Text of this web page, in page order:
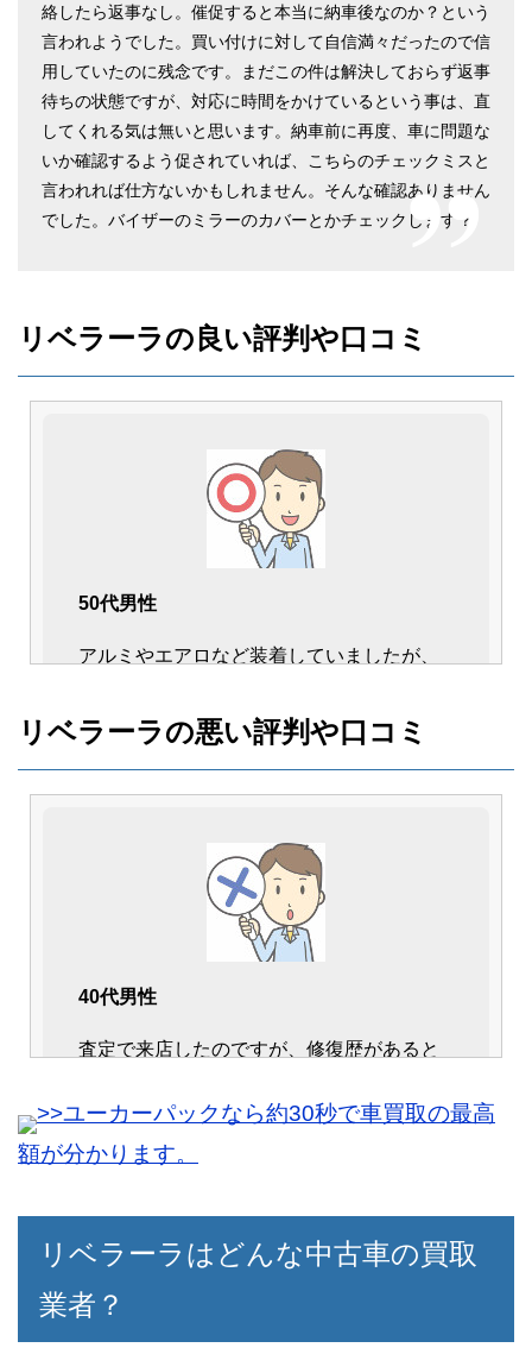
絡したら返事なし。催促すると本当に納車後なのか？という
言われようでした。買い付けに対して自信満々だったので信
用していたのに残念です。まだこの件は解決しておらず返事
待ちの状態ですが、対応に時間をかけているという事は、直
してくれる気は無いと思います。納車前に再度、車に問題な
いか確認するよう促されていれば、こちらのチェックミスと
言われれば仕方ないかもしれません。そんな確認ありません
でした。バイザーのミラーのカバーとかチェックします？
リベラーラの良い評判や口コミ
50代男性
アルミやエアロなど装着していましたが、
たです。
40代男性
都内のリベラーラに行きましたが、どこも
立地が良いですね。
値が付いたので、新しい車の頭金に当てら
れてスムーズに買い替えが出来ました。
リベラーラの悪い評判や口コミ
40代男性
査定で来店したのですが、修復歴があると
でした。
高級車を扱うだけあって、査定には厳しい
>>ユーカーパックなら約30秒で車買取の最高
額が分かります。
リベラーラはどんな中古車の買取
業者？